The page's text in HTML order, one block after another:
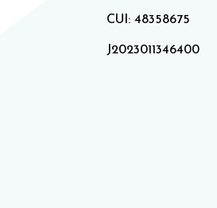
CUI: 48358675
J2023011346400